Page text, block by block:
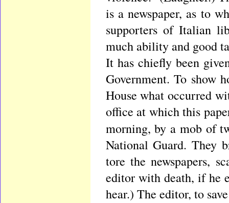
is a newspaper, as to
supporters of Italian
much ability and good
It has chiefly been
Government. To show
House what occurred
office at which this
morning, by a mob of
National Guard. They
tore the newspapers,
editor with death, if he
hear.) The editor, to